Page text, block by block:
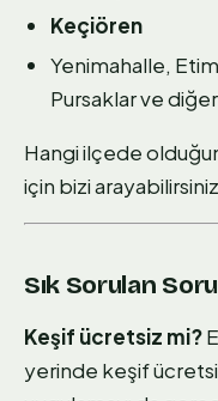
Keçiören
Yenimahalle,
Pursaklar ve
Hangi ilçede
için bizi
Sık Sorulan
Keşif ücretsiz mi?
yerinde keşif